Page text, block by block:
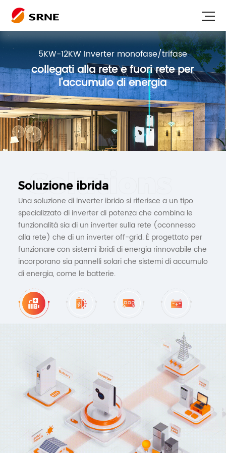
5KW-12KW Inverter monofase/trifase
collegati alla rete e fuori rete per
l'accumulo di energia
Soluzione ibrida
Una soluzione di inverter ibrido si riferisce a un tipo
specializzato di inverter di potenza che combina le
funzionalità sia di un inverter sulla rete (oconnesso
alla rete) che di un inverter off-grid. È progettato per
funzionare con sistemi ibridi di energia rinnovabile che
incorporano sia pannelli solari che sistemi di accumulo
di energia, come le batterie.